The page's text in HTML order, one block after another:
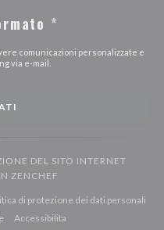
*
comunicazioni personalizzate e
via e-mail.
DEL SITO INTERNET
ZENCHEF
una nuova finestra))
di protezione dei dati personali
((apre una nuova finestra))
Accessibilita